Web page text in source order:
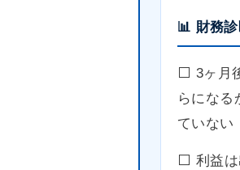
📊 財務
⬜️ 3ヶ月
らになる
ていない
⬜️ 利益